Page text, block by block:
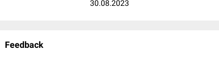
30.08.2023
Feedback